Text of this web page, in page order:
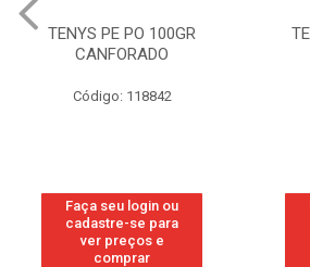
TENYS PE PO 100GR
CANFORADO
Código: 118842
Faça seu login ou
cadastre-se para
ver preços e
comprar